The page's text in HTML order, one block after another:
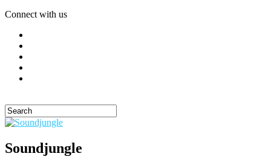
Connect with us
Soundjungle